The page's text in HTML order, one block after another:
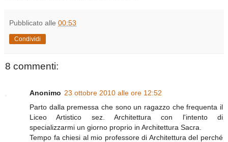
Pubblicato alle 00:53
Condividi
8 commenti:
Anonimo 23 ottobre 2010 alle ore 12:52
Parto dalla premessa che sono un ragazzo che frequenta il
Liceo Artistico sez. Architettura con l'intento di
specializzarmi un giorno proprio in Architettura Sacra.
Tempo fa chiesi al mio professore di Architettura del perché